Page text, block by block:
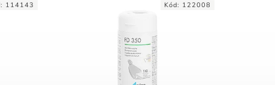
114143 Kód: 122008